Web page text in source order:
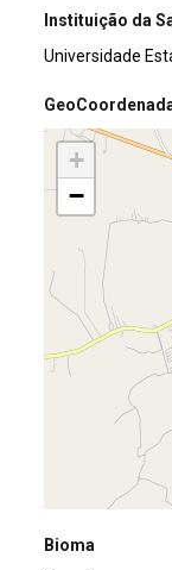
Instituição da
Universidade
+
−
Bioma